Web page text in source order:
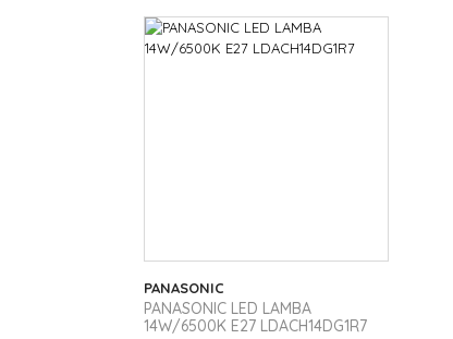
PANASONIC
PANASONIC LED LAMBA
14W/6500K E27 LDACH14DG1R7